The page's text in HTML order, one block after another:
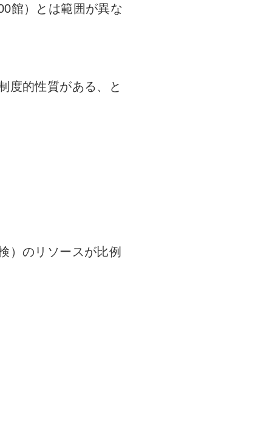
館）とは範囲が異な
度的性質がある、と
）のリソースが比例